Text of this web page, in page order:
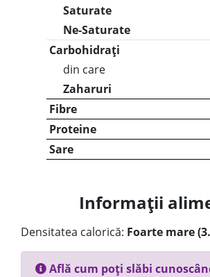
Saturate
Ne-Saturate
Carbohidrați
din care
Zaharuri
Fibre
Proteine
Sare
Informații
Densitatea calorică: Foarte mare
Află cum poți slăbi